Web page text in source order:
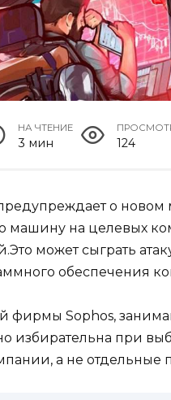
НА ЧТЕНИЕ
3 мин 124
о новом
машину на целевых
может сыграть
обеспечения
фирмы Sophos,
избирательна при
а не отдельные